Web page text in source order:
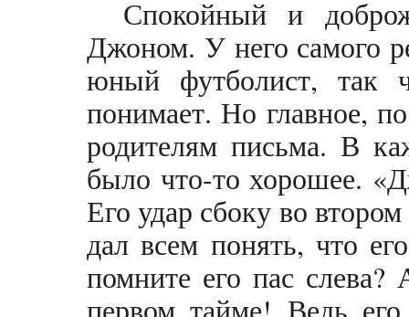
Спокойный и
Джоном. У него самого
юный футболист, так
понимает. Но главное,
родителям письма. В
было что-то хорошее.
Его удар сбоку во
дал всем понять, что
помните его пас